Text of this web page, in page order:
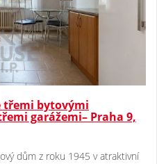
třemi bytovými
garážemi– Praha 9,
dům z roku 1945 v atraktivní